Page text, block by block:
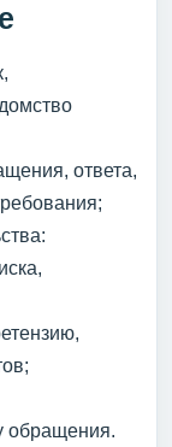
ответа,
обращения.